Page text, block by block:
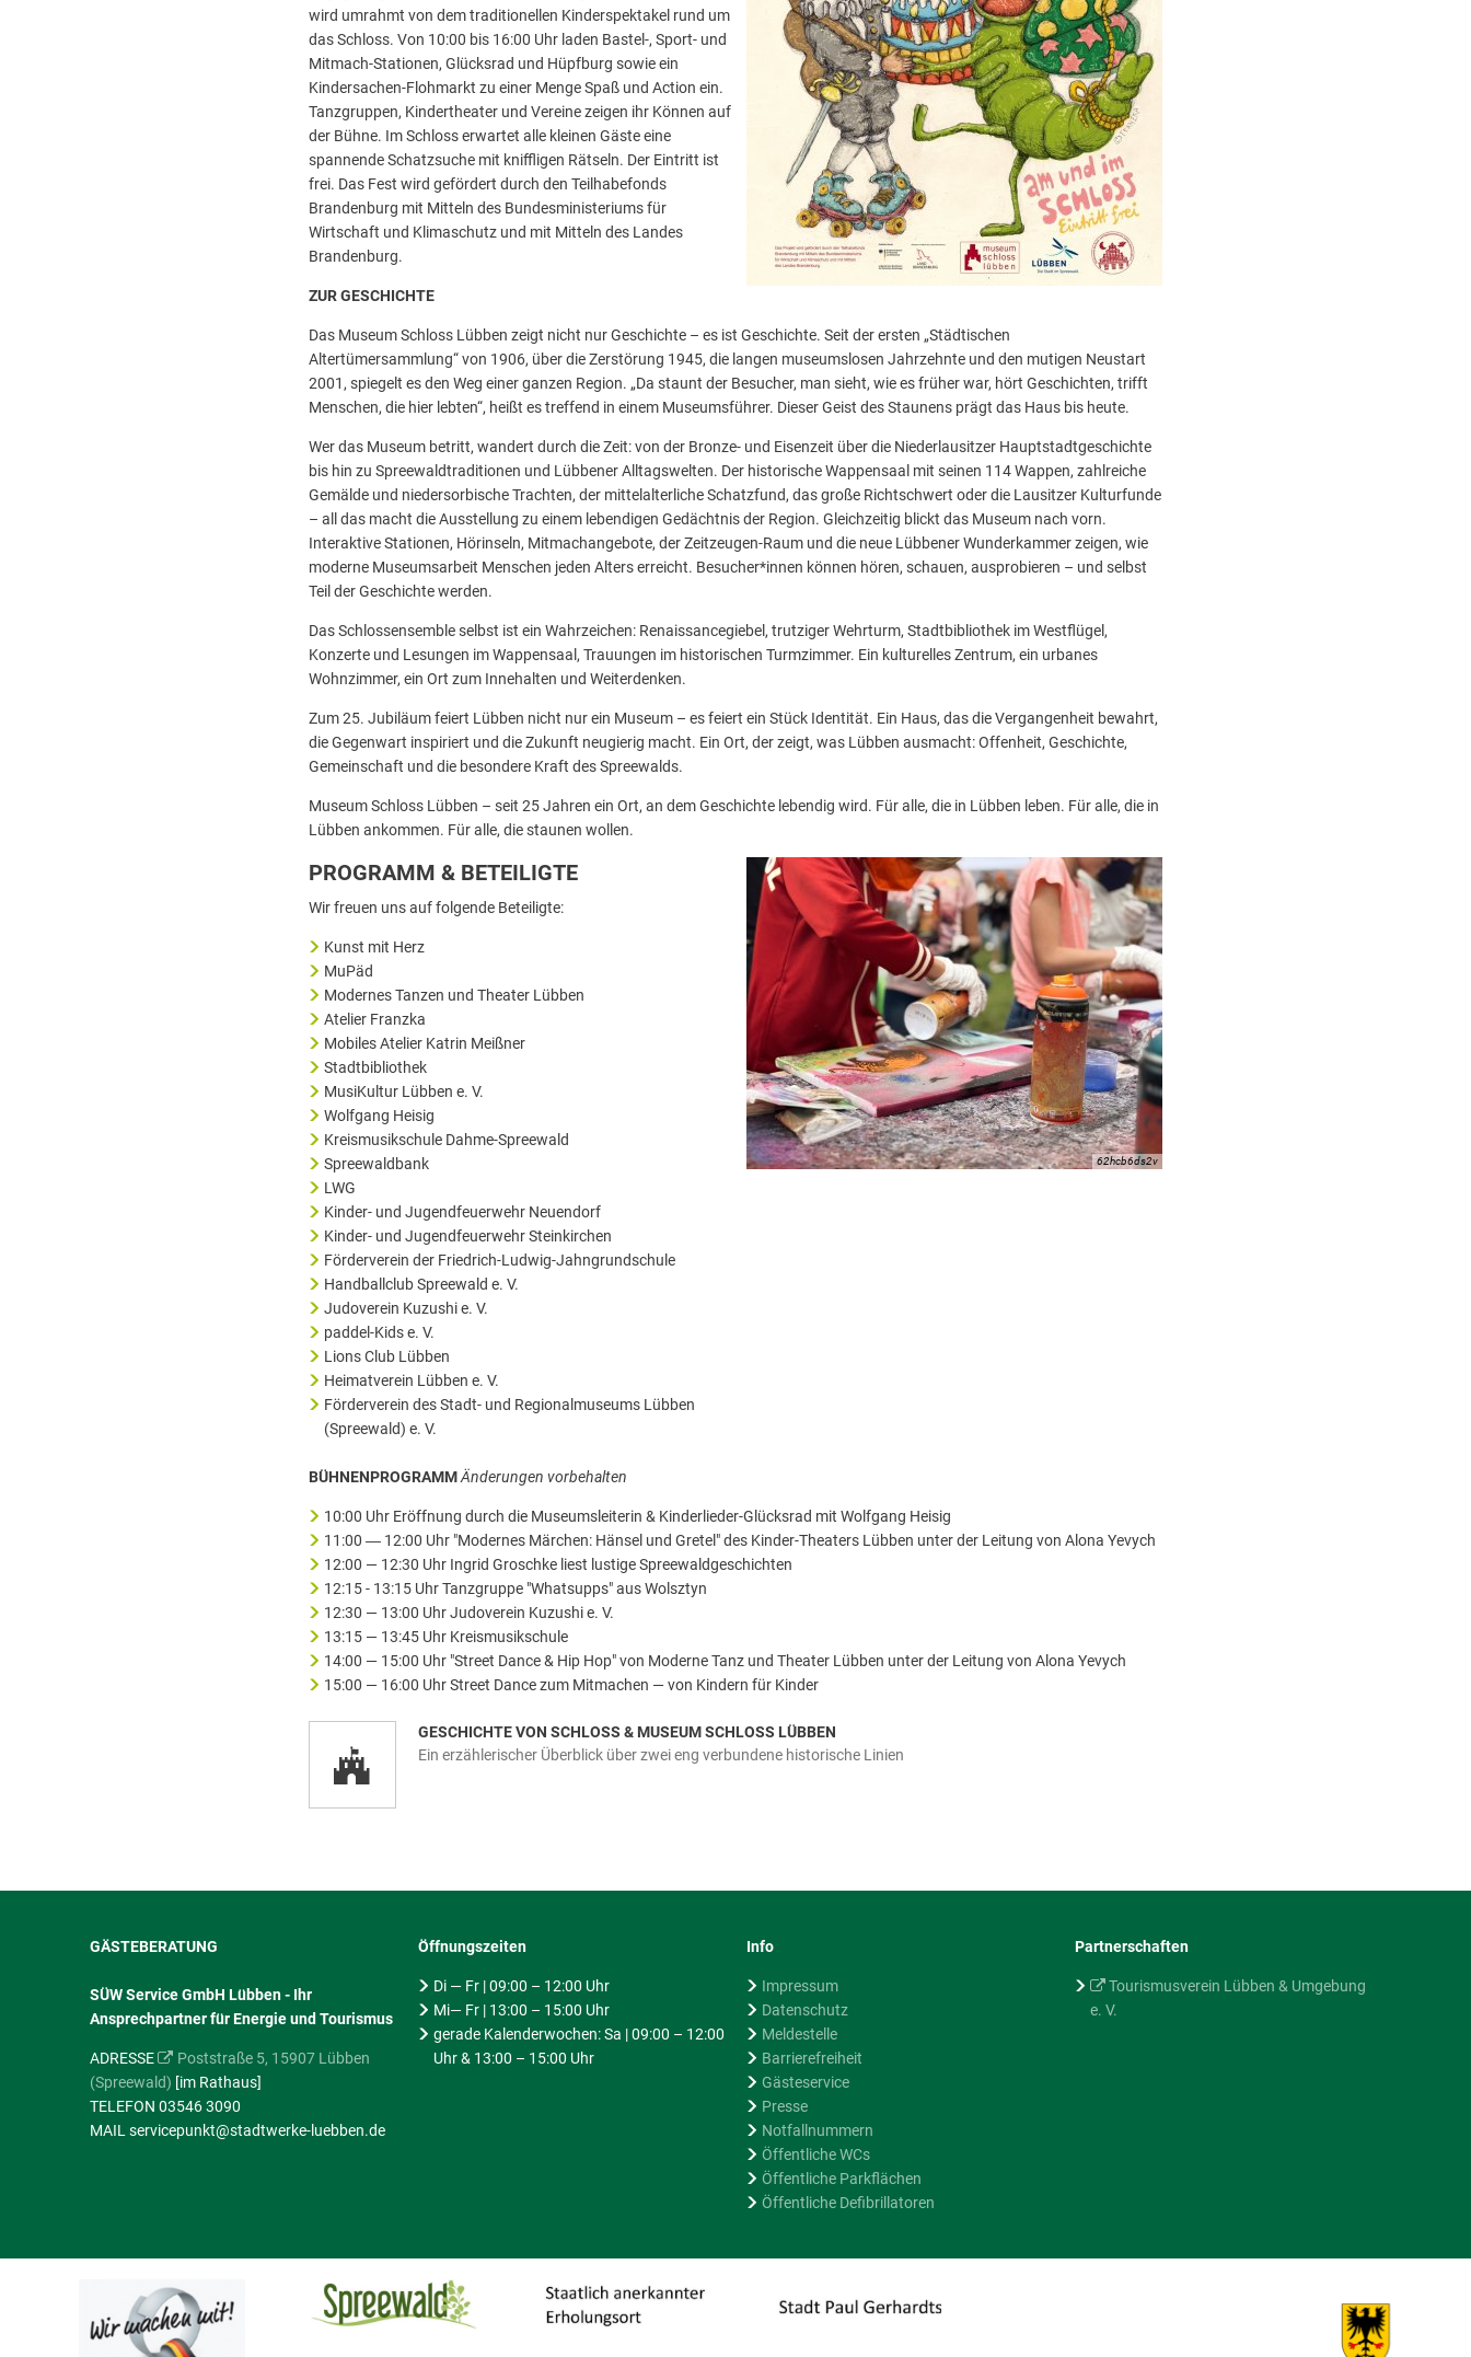
wird umrahmt von dem traditionellen Kinderspektakel rund um
das Schloss. Von 10:00 bis 16:00 Uhr laden Bastel-, Sport- und
Mitmach-Stationen, Glücksrad und Hüpfburg sowie ein
Kindersachen-Flohmarkt zu einer Menge Spaß und Action ein.
Tanzgruppen, Kindertheater und Vereine zeigen ihr Können auf
der Bühne. Im Schloss erwartet alle kleinen Gäste eine
spannende Schatzsuche mit kniffligen Rätseln. Der Eintritt ist
frei. Das Fest wird gefördert durch den Teilhabefonds
Brandenburg mit Mitteln des Bundesministeriums für
Wirtschaft und Klimaschutz und mit Mitteln des Landes
Brandenburg.
ZUR GESCHICHTE
Das Museum Schloss Lübben zeigt nicht nur Geschichte – es ist Geschichte. Seit der ersten „Städtischen
Altertümersammlung“ von 1906, über die Zerstörung 1945, die langen museumslosen Jahrzehnte und den mutigen Neustart
2001, spiegelt es den Weg einer ganzen Region. „Da staunt der Besucher, man sieht, wie es früher war, hört Geschichten, trifft
Menschen, die hier lebten“, heißt es treffend in einem Museumsführer. Dieser Geist des Staunens prägt das Haus bis heute.
Wer das Museum betritt, wandert durch die Zeit: von der Bronze- und Eisenzeit über die Niederlausitzer Hauptstadtgeschichte
bis hin zu Spreewaldtraditionen und Lübbener Alltagswelten. Der historische Wappensaal mit seinen 114 Wappen, zahlreiche
Gemälde und niedersorbische Trachten, der mittelalterliche Schatzfund, das große Richtschwert oder die Lausitzer Kulturfunde
– all das macht die Ausstellung zu einem lebendigen Gedächtnis der Region. Gleichzeitig blickt das Museum nach vorn.
Interaktive Stationen, Hörinseln, Mitmachangebote, der Zeitzeugen-Raum und die neue Lübbener Wunderkammer zeigen, wie
moderne Museumsarbeit Menschen jeden Alters erreicht. Besucher*innen können hören, schauen, ausprobieren – und selbst
Teil der Geschichte werden.
Das Schlossensemble selbst ist ein Wahrzeichen: Renaissancegiebel, trutziger Wehrturm, Stadtbibliothek im Westflügel,
Konzerte und Lesungen im Wappensaal, Trauungen im historischen Turmzimmer. Ein kulturelles Zentrum, ein urbanes
Wohnzimmer, ein Ort zum Innehalten und Weiterdenken.
Zum 25. Jubiläum feiert Lübben nicht nur ein Museum – es feiert ein Stück Identität. Ein Haus, das die Vergangenheit bewahrt,
die Gegenwart inspiriert und die Zukunft neugierig macht. Ein Ort, der zeigt, was Lübben ausmacht: Offenheit, Geschichte,
Gemeinschaft und die besondere Kraft des Spreewalds.
Museum Schloss Lübben – seit 25 Jahren ein Ort, an dem Geschichte lebendig wird. Für alle, die in Lübben leben. Für alle, die in
Lübben ankommen. Für alle, die staunen wollen.
62hcb6ds2v
PROGRAMM & BETEILIGTE
Wir freuen uns auf folgende Beteiligte:
Kunst mit Herz
MuPäd
Modernes Tanzen und Theater Lübben
Atelier Franzka
Mobiles Atelier Katrin Meißner
Stadtbibliothek
MusiKultur Lübben e. V.
Wolfgang Heisig
Kreismusikschule Dahme-Spreewald
Spreewaldbank
LWG
Kinder- und Jugendfeuerwehr Neuendorf
Kinder- und Jugendfeuerwehr Steinkirchen
Förderverein der Friedrich-Ludwig-Jahngrundschule
Handballclub Spreewald e. V.
Judoverein Kuzushi e. V.
paddel-Kids e. V.
Lions Club Lübben
Heimatverein Lübben e. V.
Förderverein des Stadt- und Regionalmuseums Lübben
(Spreewald) e. V.
BÜHNENPROGRAMMÄnderungen vorbehalten
10:00 Uhr Eröffnung durch die Museumsleiterin & Kinderlieder-Glücksrad mit Wolfgang Heisig
11:00 ― 12:00 Uhr "Modernes Märchen: Hänsel und Gretel" des Kinder-Theaters Lübben unter der Leitung von Alona Yevych
12:00 — 12:30 Uhr Ingrid Groschke liest lustige Spreewaldgeschichten
12:15 - 13:15 Uhr Tanzgruppe "Whatsupps" aus Wolsztyn
12:30 — 13:00 Uhr Judoverein Kuzushi e. V.
13:15 — 13:45 Uhr Kreismusikschule
14:00 — 15:00 Uhr "Street Dance & Hip Hop" von Moderne Tanz und Theater Lübben unter der Leitung von Alona Yevych
15:00 — 16:00 Uhr Street Dance zum Mitmachen — von Kindern für Kinder
GESCHICHTE VON SCHLOSS & MUSEUM SCHLOSS LÜBBEN
Ein erzählerischer Überblick über zwei eng verbundene historische Linien
GÄSTEBERATUNG
SÜW Service GmbH Lübben - Ihr
Ansprechpartner für Energie und Tourismus
ADRESSE
Poststraße 5, 15907 Lübben
(Spreewald) [im Rathaus]
TELEFON 03546 3090
MAIL servicepunkt@stadtwerke-luebben.de
Öffnungszeiten
Di — Fr | 09:00 – 12:00 Uhr
Mi— Fr | 13:00 – 15:00 Uhr
gerade Kalenderwochen: Sa | 09:00 – 12:00
Uhr & 13:00 – 15:00 Uhr
Info
Impressum
Datenschutz
Meldestelle
Barrierefreiheit
Gästeservice
Presse
Notfallnummern
Öffentliche WCs
Öffentliche Parkflächen
Öffentliche Defibrillatoren
Partnerschaften
Tourismusverein Lübben & Umgebung
e. V.